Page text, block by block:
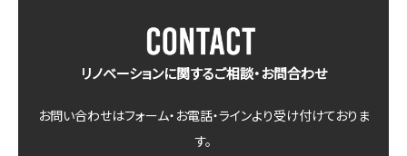
リノベーションに関するご相談・お問合わせ
お問い合わせはフォーム・お電話・ラインより受け付けておりま
す。